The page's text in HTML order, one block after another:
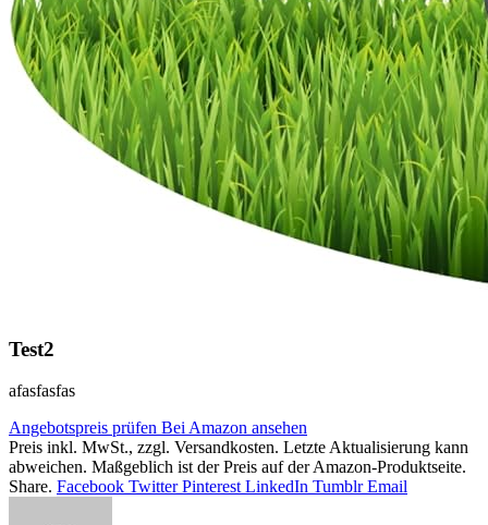
Test2
afasfasfas
Angebotspreis prüfen Bei Amazon ansehen
Preis inkl. MwSt., zzgl. Versandkosten. Letzte Aktualisierung kann
abweichen. Maßgeblich ist der Preis auf der Amazon-Produktseite.
Share. Facebook Twitter Pinterest LinkedIn Tumblr Email